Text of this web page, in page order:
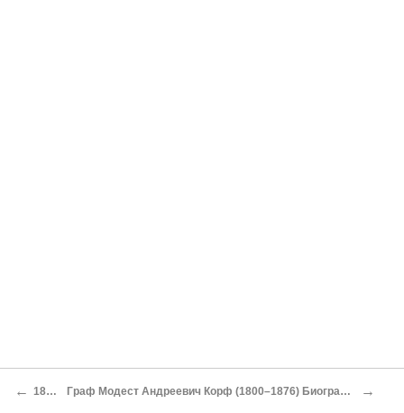
← 1839 год Граф Модест Андреевич Корф (1800–1876) Биографический очерк Владимира Васильевича Стасова →